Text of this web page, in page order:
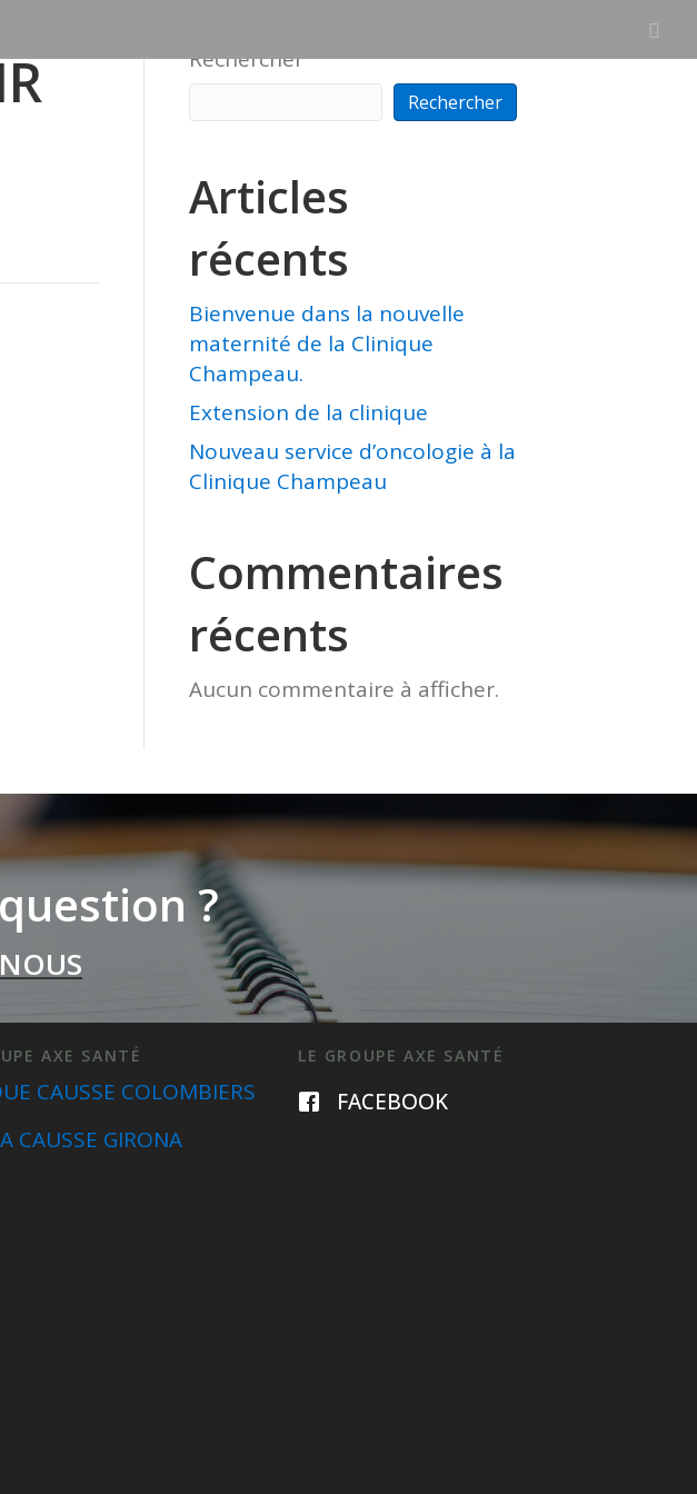
Rechercher
Rechercher
Articles
récents
Bienvenue dans la nouvelle
maternité de la Clinique
Champeau.
Extension de la clinique
Nouveau service d’oncologie à la
Clinique Champeau
Commentaires
récents
Aucun commentaire à afficher.
?
AXE SANTÉ
CAUSSE COLOMBIERS
CAUSSE GIRONA
LE GROUPE AXE SANTÉ
FACEBOOK